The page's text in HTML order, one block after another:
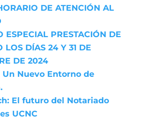
DE ATENCIÓN AL
ESPECIAL PRESTACIÓN DE
LOS DÍAS 24 Y 31 DE
DE 2024
Un Nuevo Entorno de
El futuro del Notariado
UCNC